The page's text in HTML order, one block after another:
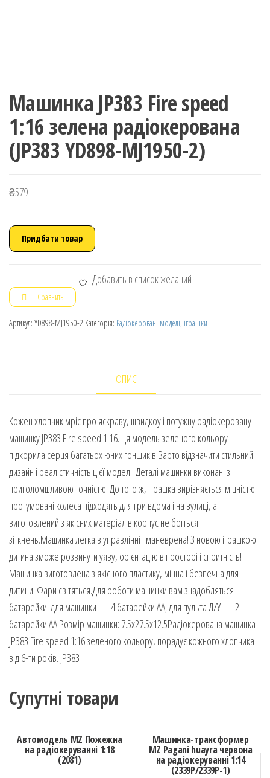
Машинка JP383 Fire speed
1:16 зелена радіокерована
(JP383 YD898-MJ1950-2)
₴579
Придбати товар
Добавить в список желаний
Сравнить
Артикул: YD898-MJ1950-2 Категорія: Радіокеровані моделі, іграшки
ОПИС
Кожен хлопчик мріє про яскраву, швидкоу і потужну радіокеровану
машинку JP383 Fire speed 1:16. Ця модель зеленого кольору
підкорила серця багатьох юних гонщиків!Варто відзначити стильний
дизайн і реалістичність цієї моделі. Деталі машинки виконані з
приголомшливою точністю! До того ж, іграшка вирізняється міцністю:
прогумовані колеса підходять для гри вдома і на вулиці, а
виготовлений з якісних матеріалів корпус не боїться
зіткнень.Машинка легка в управлінні і маневрена! З новою іграшкою
дитина зможе розвинути уяву, орієнтацію в просторі і спритність!
Машинка виготовлена з якісного пластику, міцна і безпечна для
дитини. Фари світяться.Для роботи машинки вам знадобляться
батарейки: для машинки — 4 батарейки АА; для пульта Д/У — 2
батарейки АА.Розмір машинки: 7.5х27.5х12.5Радіокерована машинка
JP383 Fire speed 1:16 зеленого кольору, порадує кожного хлопчика
від 6-ти років. JP383
Супутні товари
Автомодель MZ Пожежна
на радіокеруванні 1:18
(2081)
Машинка-трансформер
MZ Pagani huayra червона
на радіокеруванні 1:14
(2339P/2339P-1)